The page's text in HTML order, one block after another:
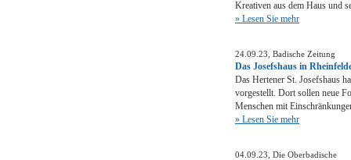
Kreativen aus dem Haus und
» Lesen Sie mehr
24.09.23, Badische Zeitung
Das Josefshaus in
Das Hertener St. Josefshaus
vorgestellt. Dort sollen neue
Menschen mit
» Lesen Sie mehr
04.09.23, Die Oberbadische